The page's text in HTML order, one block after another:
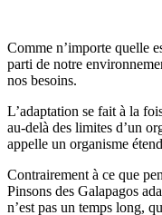
Comme n’importe quelle
parti de notre
nos besoins.
L’adaptation se fait à la
au-delà des limites d’un
appelle un organisme
Contrairement à ce que
Pinsons des Galapagos
n’est pas un temps long,